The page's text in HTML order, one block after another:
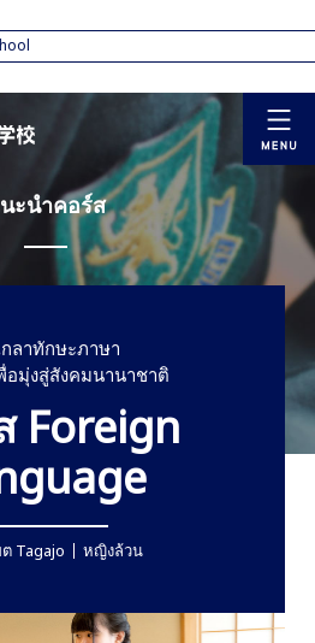
ะนำคอร์ส
ลาทักษะภาษา
อมุ่งสู่สังคมนานาชาติ
Foreign
Tagajo หญิงล้วน